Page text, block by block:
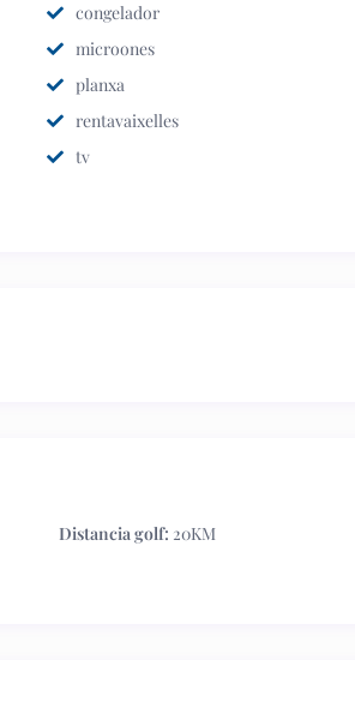
congelador
microones
planxa
rentavaixelles
tv
Distancia golf: 20KM